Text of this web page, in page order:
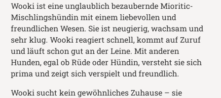
Wooki ist eine unglaublich bezaubernde Mioritic-
Mischlingshündin mit einem liebevollen und
freundlichen Wesen. Sie ist neugierig, wachsam und
sehr klug. Wooki reagiert schnell, kommt auf Zuruf
und läuft schon gut an der Leine. Mit anderen
Hunden, egal ob Rüde oder Hündin, versteht sie sich
prima und zeigt sich verspielt und freundlich.
Wooki sucht kein gewöhnliches Zuhause – sie